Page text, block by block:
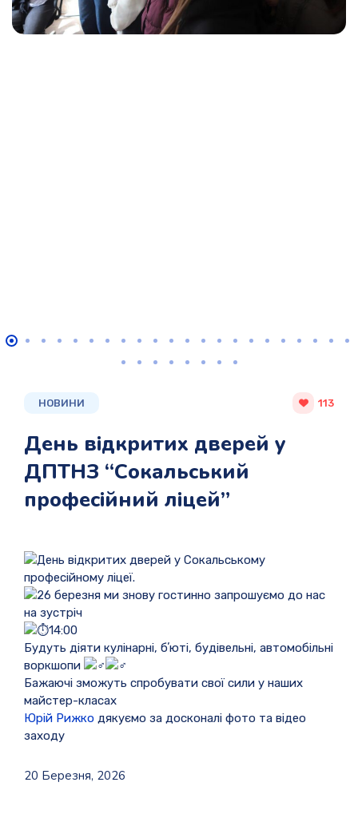
НОВИНИ 113
День відкритих дверей у
ДПТНЗ “Сокальський
професійний ліцей”
День відкритих дверей у Сокальському
професійному ліцеї.
26 березня ми знову гостинно запрошуємо до нас
на зустріч
14:00
Будуть діяти кулінарні, бʼюті, будівельні, автомобільні
воркшопи
Бажаючі зможуть спробувати свої сили у наших
майстер-класах
Юрій Рижко дякуємо за досконалі фото та відео
заходу
20 Березня, 2026